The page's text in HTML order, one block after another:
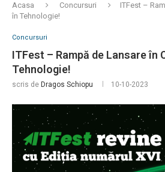
Acasa Concursuri
ITFest –
în Tehnologie!
Concursuri
ITFest – Rampă de Lansare în
Tehnologie!
scris de Dragos Schiopu 10-10-2023